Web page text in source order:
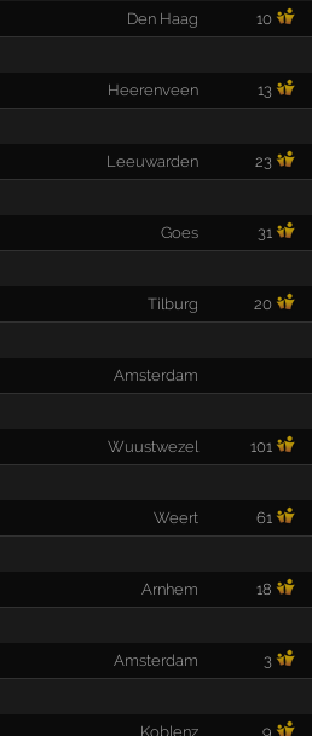
Den Haag 10
Heerenveen 13
Leeuwarden 23
Goes 31
Tilburg 20
Amsterdam
Wuustwezel 101
Weert 61
Arnhem 18
Amsterdam 3
Koblenz 9